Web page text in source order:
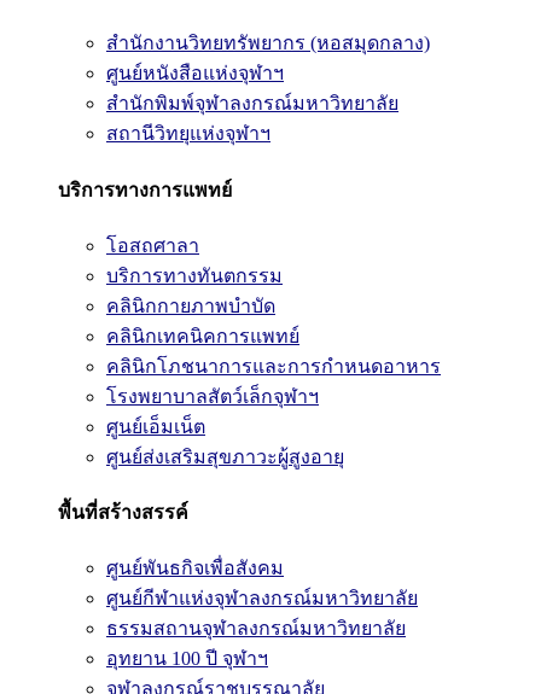
สำนักงานวิทยทรัพยากร (หอสมุดกลาง)
ศูนย์หนังสือแห่งจุฬาฯ
สำนักพิมพ์จุฬาลงกรณ์มหาวิทยาลัย
สถานีวิทยุแห่งจุฬาฯ
บริการทางการแพทย์
โอสถศาลา
บริการทางทันตกรรม
คลินิกกายภาพบำบัด
คลินิกเทคนิคการแพทย์
คลินิกโภชนาการและการกำหนดอาหาร
โรงพยาบาลสัตว์เล็กจุฬาฯ
ศูนย์เอ็มเน็ต
ศูนย์ส่งเสริมสุขภาวะผู้สูงอายุ
พื้นที่สร้างสรรค์
ศูนย์พันธกิจเพื่อสังคม
ศูนย์กีฬาแห่งจุฬาลงกรณ์มหาวิทยาลัย
ธรรมสถานจุฬาลงกรณ์มหาวิทยาลัย
อุทยาน 100 ปี จุฬาฯ
จุฬาลงกรณ์ราชบรรณาลัย